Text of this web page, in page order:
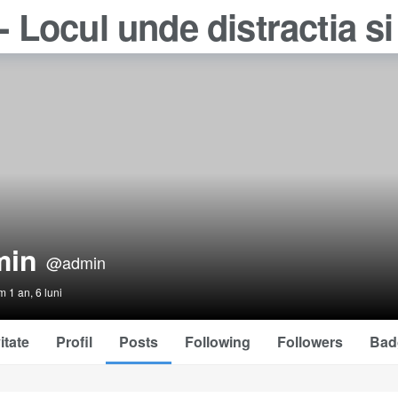
@admin
1 an, 6 luni
Profil Posts Following Followers